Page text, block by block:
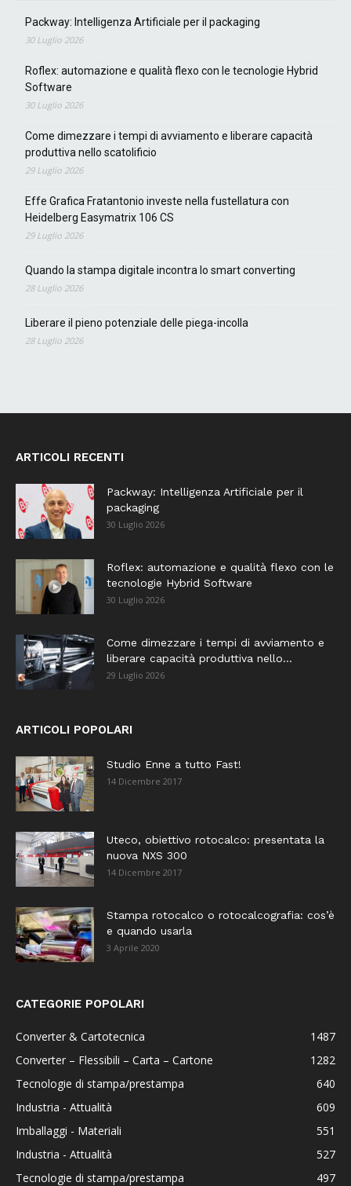
Packway: Intelligenza Artificiale per il packaging
30 Luglio 2026
Roflex: automazione e qualità flexo con le tecnologie Hybrid
Software
30 Luglio 2026
Come dimezzare i tempi di avviamento e liberare capacità
produttiva nello scatolificio
29 Luglio 2026
Effe Grafica Fratantonio investe nella fustellatura con
Heidelberg Easymatrix 106 CS
29 Luglio 2026
Quando la stampa digitale incontra lo smart converting
28 Luglio 2026
Liberare il pieno potenziale delle piega-incolla
28 Luglio 2026
ARTICOLI RECENTI
Packway: Intelligenza Artificiale per il
packaging
30 Luglio 2026
Roflex: automazione e qualità flexo con le
tecnologie Hybrid Software
30 Luglio 2026
Come dimezzare i tempi di avviamento e
liberare capacità produttiva nello...
29 Luglio 2026
ARTICOLI POPOLARI
Studio Enne a tutto Fast!
14 Dicembre 2017
Uteco, obiettivo rotocalco: presentata la
nuova NXS 300
14 Dicembre 2017
Stampa rotocalco o rotocalcografia: cos’è
e quando usarla
3 Aprile 2020
CATEGORIE POPOLARI
Converter & Cartotecnica
1487
Converter – Flessibili – Carta – Cartone
1282
Tecnologie di stampa/prestampa
640
Industria - Attualità
609
Imballaggi - Materiali
551
Industria - Attualità
527
Tecnologie di stampa/prestampa
497